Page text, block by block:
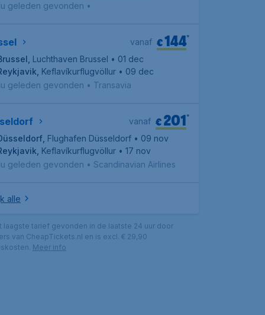
geleden gevonden •
€144*
vanaf
Luchthaven Brussel • 01 dec
Keflavíkurflugvöllur • 09 dec
geleden gevonden • Transavia
€201*
vanaf
Flughafen Düsseldorf • 09 nov
Keflavíkurflugvöllur • 17 nov
geleden gevonden • Scandinavian Airlines
alle
laagste tarief gevonden in de laatste 24 uur door
van CheapTickets.nl en is excl. € 29,90
Meer info